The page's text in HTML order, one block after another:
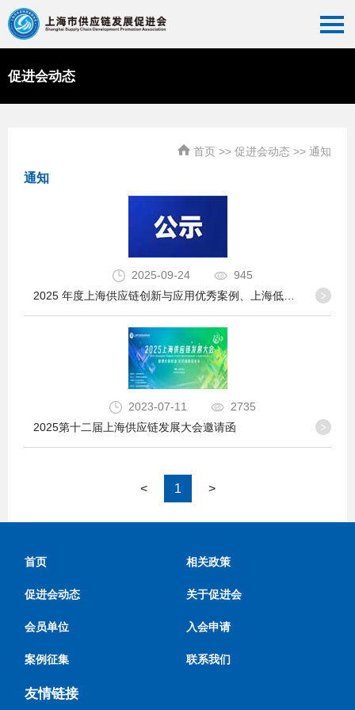
促进会动态
通知
首页 >> 促进会动态 >> 通知
2025-09-24
945
2025 年度上海供应链创新与应用优秀案例、上海低碳供应链标杆企业案例、上海供应链创新与应用引领者名单公示
2023-07-11
2735
2025第十二届上海供应链发展大会邀请函
< 1 >
首页
促进会动态
会员单位
案例征集
相关政策
关于促进会
入会申请
联系我们
友情链接